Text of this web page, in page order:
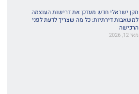
תקן ישראלי חדש מעדכן את דרישות העוצמה
למשאבות דירתיות: כל מה שצריך לדעת לפני
הרכישה
מאי 12, 2026